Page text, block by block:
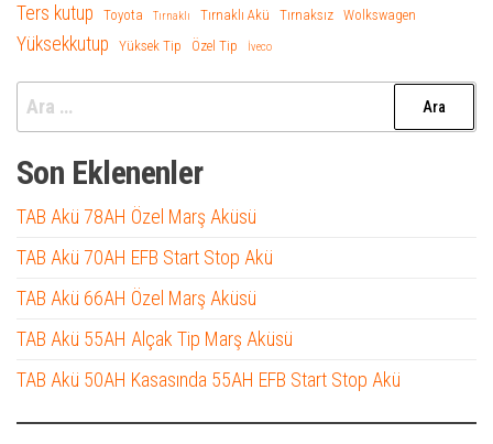
Ters kutup Toyota Tırnaklı Tırnaklı Akü Tırnaksız Wolkswagen
Yüksekkutup Yüksek Tip Özel Tip İveco
Arama:
Son Eklenenler
TAB Akü 78AH Özel Marş Aküsü
TAB Akü 70AH EFB Start Stop Akü
TAB Akü 66AH Özel Marş Aküsü
TAB Akü 55AH Alçak Tip Marş Aküsü
TAB Akü 50AH Kasasında 55AH EFB Start Stop Akü